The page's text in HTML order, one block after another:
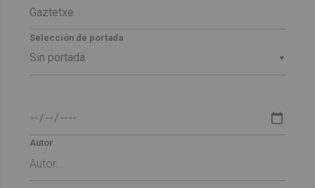
▼
Selección de portada
Autor